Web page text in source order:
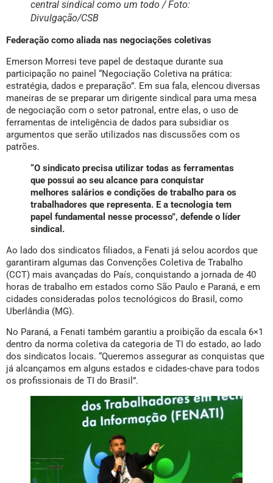
central sindical como um todo / Foto:
Divulgação/CSB
Federação como aliada nas negociações coletivas
Emerson Morresi teve papel de destaque durante sua
participação no painel “Negociação Coletiva na prática:
estratégia, dados e preparação”. Em sua fala, elencou diversas
maneiras de se preparar um dirigente sindical para uma mesa
de negociação com o setor patronal, entre elas, o uso de
ferramentas de inteligência de dados para subsidiar os
argumentos que serão utilizados nas discussões com os
patrões.
“O sindicato precisa utilizar todas as ferramentas
que possui ao seu alcance para conquistar
melhores salários e condições de trabalho para os
trabalhadores que representa. E a tecnologia tem
papel fundamental nesse processo”, defende o líder
sindical.
Ao lado dos sindicatos filiados, a Fenati já selou acordos que
garantiram algumas das Convenções Coletiva de Trabalho
(CCT) mais avançadas do País, conquistando a jornada de 40
horas de trabalho em estados como São Paulo e Paraná, e em
cidades consideradas polos tecnológicos do Brasil, como
Uberlândia (MG).
No Paraná, a Fenati também garantiu a proibição da escala 6×1
dentro da norma coletiva da categoria de TI do estado, ao lado
dos sindicatos locais. “Queremos assegurar as conquistas que
já alcançamos em alguns estados e cidades-chave para todos
os profissionais de TI do Brasil”.